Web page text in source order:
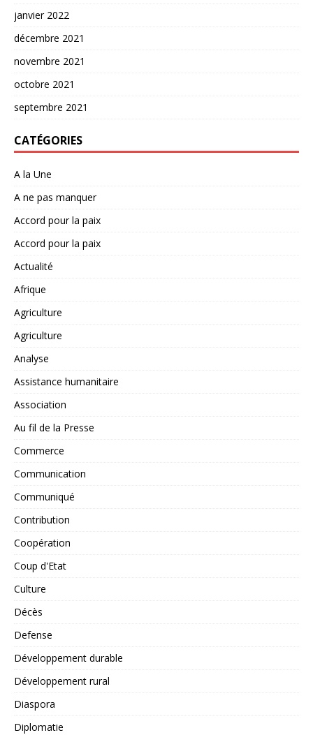
janvier 2022
décembre 2021
novembre 2021
octobre 2021
septembre 2021
CATÉGORIES
A la Une
A ne pas manquer
Accord pour la paix
Accord pour la paix
Actualité
Afrique
Agriculture
Agriculture
Analyse
Assistance humanitaire
Association
Au fil de la Presse
Commerce
Communication
Communiqué
Contribution
Coopération
Coup d'Etat
Culture
Décès
Defense
Développement durable
Développement rural
Diaspora
Diplomatie